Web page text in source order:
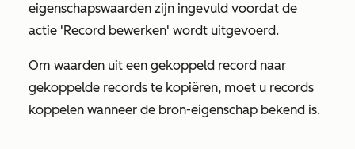
eigenschapswaarden zijn ingevuld voordat de
actie 'Record bewerken' wordt uitgevoerd.
Om waarden uit een gekoppeld record naar
gekoppelde records te kopiëren, moet u records
koppelen wanneer de bron-eigenschap bekend is.